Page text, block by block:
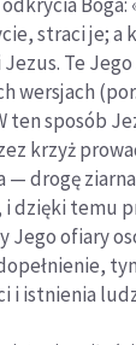
straci je; a
Te
wersjach
ten sposób
krzyż
— drogę
i dzięki temu
Jego ofiary
i istnienia